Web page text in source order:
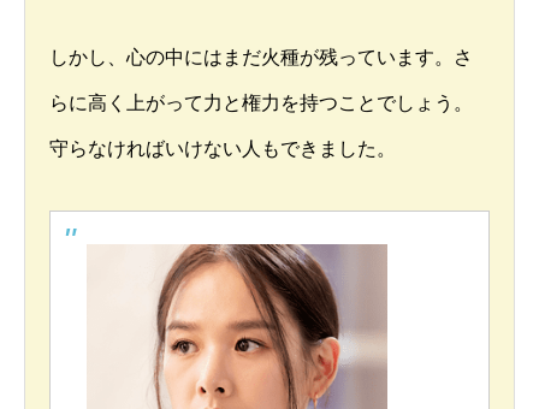
しかし、心の中にはまだ火種が残っています。さ
らに高く上がって力と権力を持つことでしょう。
守らなければいけない人もできました。